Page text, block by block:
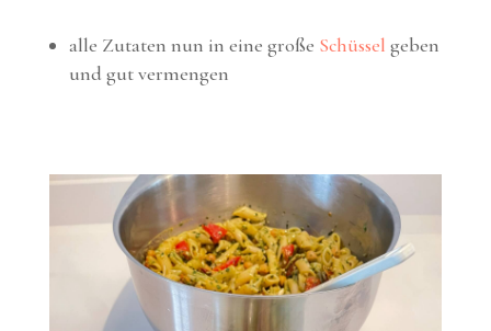
alle Zutaten nun in eine große Schüssel geben
und gut vermengen